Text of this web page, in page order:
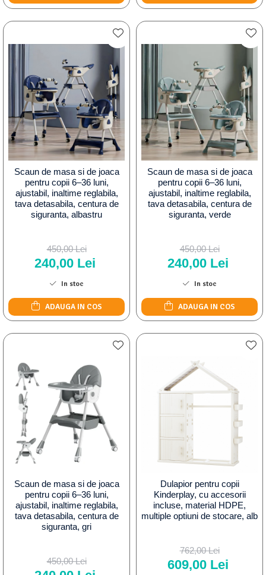
Scaun de masa si de joaca
pentru copii 6–36 luni,
ajustabil, inaltime reglabila,
tava detasabila, centura de
siguranta, albastru
450,00 Lei
240,00 Lei
In stoc
ADAUGA IN COS
Scaun de masa si de joaca
pentru copii 6–36 luni,
ajustabil, inaltime reglabila,
tava detasabila, centura de
siguranta, verde
450,00 Lei
240,00 Lei
In stoc
ADAUGA IN COS
Scaun de masa si de joaca
pentru copii 6–36 luni,
ajustabil, inaltime reglabila,
tava detasabila, centura de
siguranta, gri
450,00 Lei
Dulapior pentru copii
Kinderplay, cu accesorii
incluse, material HDPE,
multiple optiuni de stocare, alb
762,00 Lei
609,00 Lei